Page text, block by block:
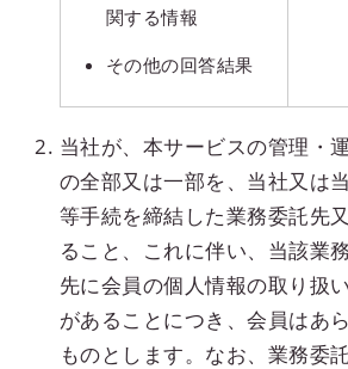
関する情報
その他の回答結果
当社が、本サービスの管理・
の全部又は一部を、当社又は
等手続を締結した業務委託先
ること、これに伴い、当該業
先に会員の個人情報の取り扱
があることにつき、会員はあ
ものとします。なお、業務委